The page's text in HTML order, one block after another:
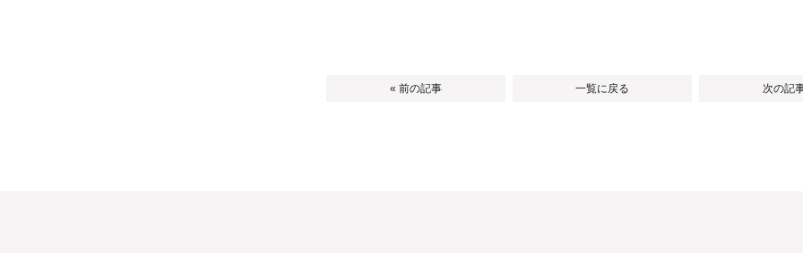
« 前の記事 一覧に戻る 次の記